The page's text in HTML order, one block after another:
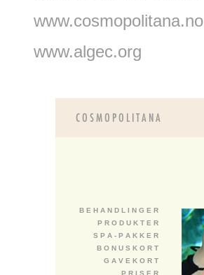
www.cosmopolitana.no
www.algec.org
B E H A N D L I N G E R
P R O D U K T E R
S P A - P A K K E R
B O N U S K O R T
G A V E K O R T
P R I S E R